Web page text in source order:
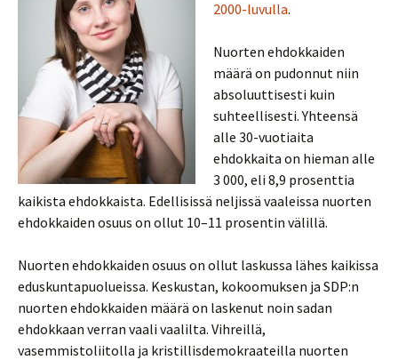
2000-luvulla.
Nuorten ehdokkaiden
määrä on pudonnut niin
absoluuttisesti kuin
suhteellisesti. Yhteensä
alle 30-vuotiaita
ehdokkaita on hieman alle
3 000, eli 8,9 prosenttia
kaikista ehdokkaista. Edellisissä neljissä vaaleissa nuorten
ehdokkaiden osuus on ollut 10–11 prosentin välillä.
Nuorten ehdokkaiden osuus on ollut laskussa lähes kaikissa
eduskuntapuolueissa. Keskustan, kokoomuksen ja SDP:n
nuorten ehdokkaiden määrä on laskenut noin sadan
ehdokkaan verran vaali vaalilta. Vihreillä,
vasemmistoliitolla ja kristillisdemokraateilla nuorten